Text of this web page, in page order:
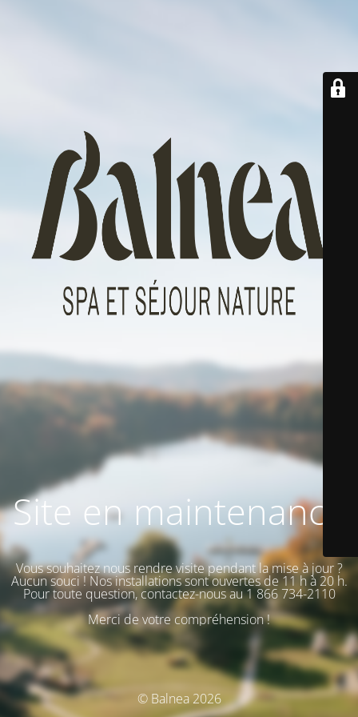
Site en maintenance
Vous souhaitez nous rendre visite pendant la mise à jour ?
Aucun souci ! Nos installations sont ouvertes de 11 h à 20 h.
Pour toute question, contactez-nous au 1 866 734-2110
Merci de votre compréhension !
© Balnea 2026